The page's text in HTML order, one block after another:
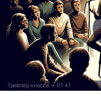
Трейлер класса — 01:41